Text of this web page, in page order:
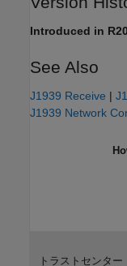
Introduced in
See Also
J1939 Receive |
J1939 Network
トラストセンター